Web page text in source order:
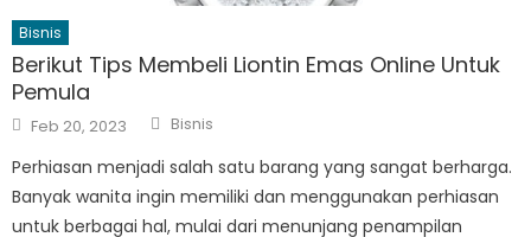
Bisnis
Berikut Tips Membeli Liontin Emas Online Untuk
Pemula
Posted
on
Feb 20, 2023 Author
Bisnis
Perhiasan menjadi salah satu barang yang sangat berharga.
Banyak wanita ingin memiliki dan menggunakan perhiasan
untuk berbagai hal, mulai dari menunjang penampilan